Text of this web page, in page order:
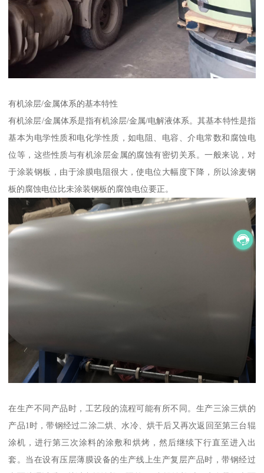
有机涂层/金属体系的基本特性
有机涂层/金属体系是指有机涂层/金属/电解液体系。其基本特性是指
基本为电学性质和电化学性质，如电阻、电容、介电常数和腐蚀电
位等，这些性质与有机涂层金属的腐蚀有密切关系。一般来说，对
于涂装钢板，由于涂膜电阻很大，使电位大幅度下降，所以涂麦钢
板的腐蚀电位比未涂装钢板的腐蚀电位要正。
在生产不同产品时，工艺段的流程可能有所不同。生产三涂三烘的
产品1时，带钢经过二涂二烘、水冷、烘干后又再次返回至第三台辊
涂机，进行第三次涂料的涂敷和烘烤，然后继续下行直至进入出
套。当在设有压层薄膜设备的生产线上生产复层产品时，带钢经过